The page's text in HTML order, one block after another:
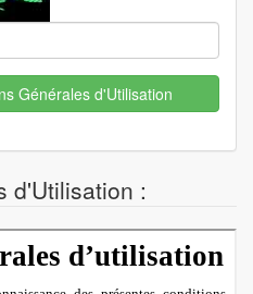
d'Utilisation :